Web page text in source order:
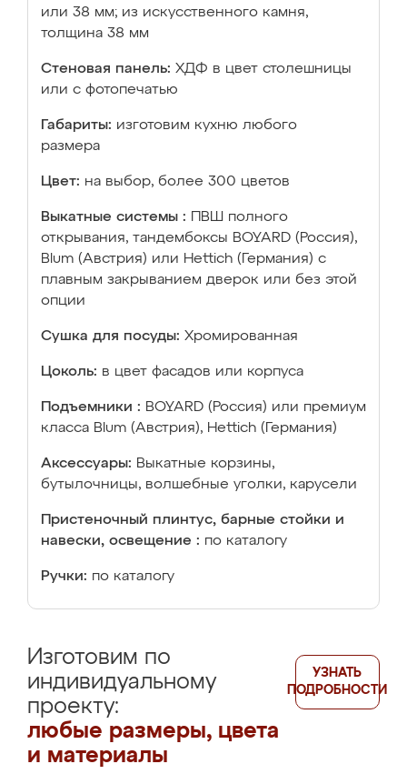
или 38 мм; из искусственного камня,
толщина 38 мм
Стеновая панель: ХДФ в цвет столешницы
или с фотопечатью
Габариты: изготовим кухню любого
размера
Цвет: на выбор, более 300 цветов
Выкатные системы :
ПВШ полного
открывания, тандембоксы BOYARD (Россия),
Blum (Австрия) или Hettich (Германия) с
плавным закрыванием дверок или без этой
опции
Сушка для посуды: Хромированная
Цоколь: в цвет фасадов или корпуса
Подъемники : BOYARD (Россия) или премиум
класса Blum (Австрия), Hettich (Германия)
Аксессуары: Выкатные корзины,
бутылочницы, волшебные уголки, карусели
Пристеночный плинтус, барные стойки и
навески, освещение : по каталогу
Ручки: по каталогу
Изготовим по
индивидуальному
проекту:
любые размеры, цвета
и материалы
УЗНАТЬ
ПОДРОБНОСТИ